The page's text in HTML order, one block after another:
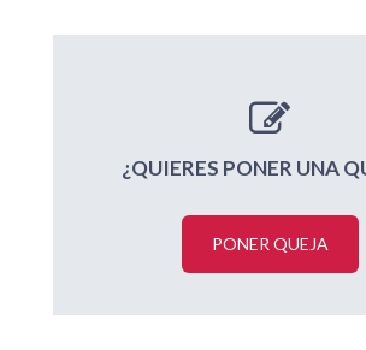
¿QUIERES PONER UNA
PONER QUEJA